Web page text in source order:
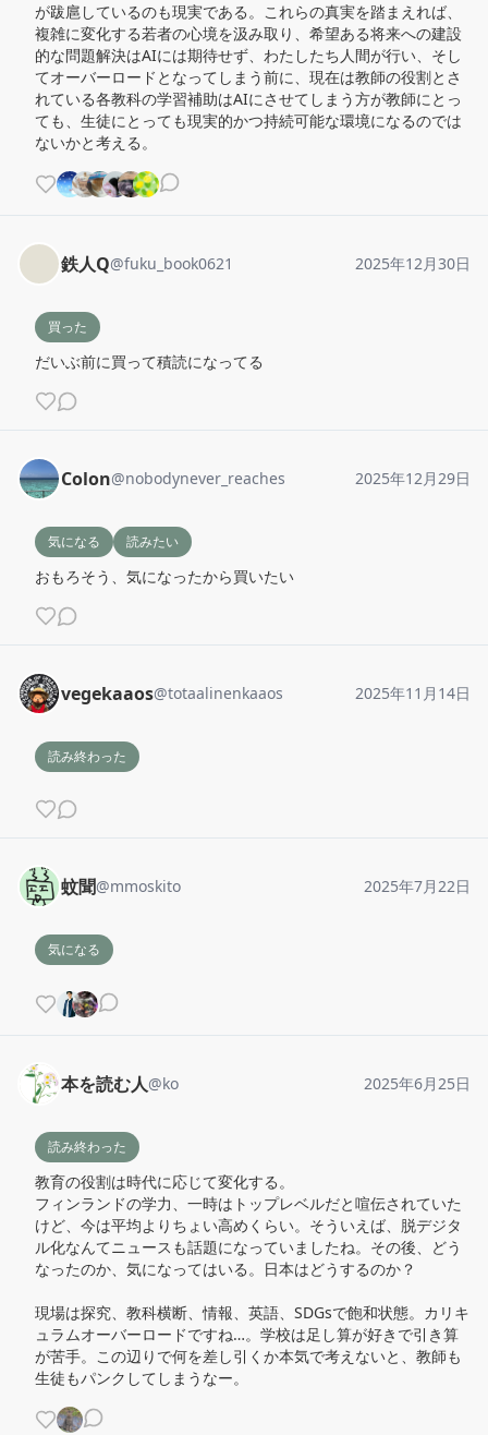
が跋扈しているのも現実である。これらの真実を踏まえれば、
複雑に変化する若者の心境を汲み取り、希望ある将来への建設
的な問題解決はAIには期待せず、わたしたち人間が行い、そし
てオーバーロードとなってしまう前に、現在は教師の役割とさ
れている各教科の学習補助はAIにさせてしまう方が教師にとっ
ても、生徒にとっても現実的かつ持続可能な環境になるのでは
ないかと考える。
鉄人Q@fuku_book0621 2025年12月30日
買った
だいぶ前に買って積読になってる
Colon@nobodynever_reaches 2025年12月29日
気になる 読みたい
おもろそう、気になったから買いたい
vegekaaos@totaalinenkaaos 2025年11月14日
読み終わった
蚊聞@mmoskito 2025年7月22日
気になる
本を読む人@ko 2025年6月25日
読み終わった
教育の役割は時代に応じて変化する。
フィンランドの学力、一時はトップレベルだと喧伝されていた
けど、今は平均よりちょい高めくらい。そういえば、脱デジタ
ル化なんてニュースも話題になっていましたね。その後、どう
なったのか、気になってはいる。日本はどうするのか？
現場は探究、教科横断、情報、英語、SDGsで飽和状態。カリキ
ュラムオーバーロードですね…。学校は足し算が好きで引き算
が苦手。この辺りで何を差し引くか本気で考えないと、教師も
生徒もパンクしてしまうなー。